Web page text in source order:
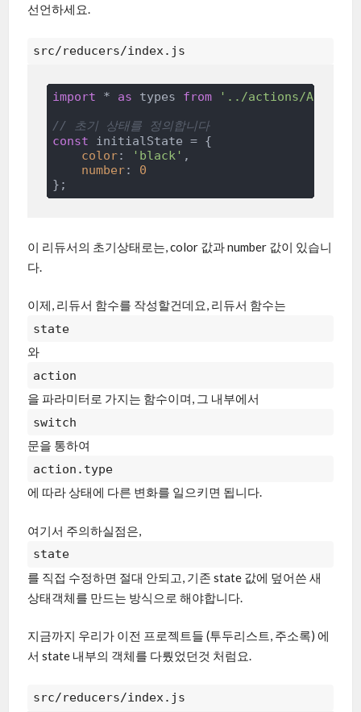
선언하세요.
src/reducers/index.js
import * as types from
'../actions/
// 초기 상태를 정의합니다
const initialState = {
color: 'black' ,
number: 0
이 리듀서의 초기상태로는, color 값과 number 값이 있습니
다.
이제, 리듀서 함수를 작성할건데요, 리듀서 함수는
state
와
action
을 파라미터로 가지는 함수이며, 그 내부에서
switch
문을 통하여
action.type
에 따라 상태에 다른 변화를 일으키면 됩니다.
여기서 주의하실점은,
state
를 직접 수정하면 절대 안되고, 기존 state 값에 덮어쓴 새
상태객체를 만드는 방식으로 해야합니다.
지금까지 우리가 이전 프로젝트들 (투두리스트, 주소록) 에
서 state 내부의 객체를 다뤘었던것 처럼요.
src/reducers/index.js